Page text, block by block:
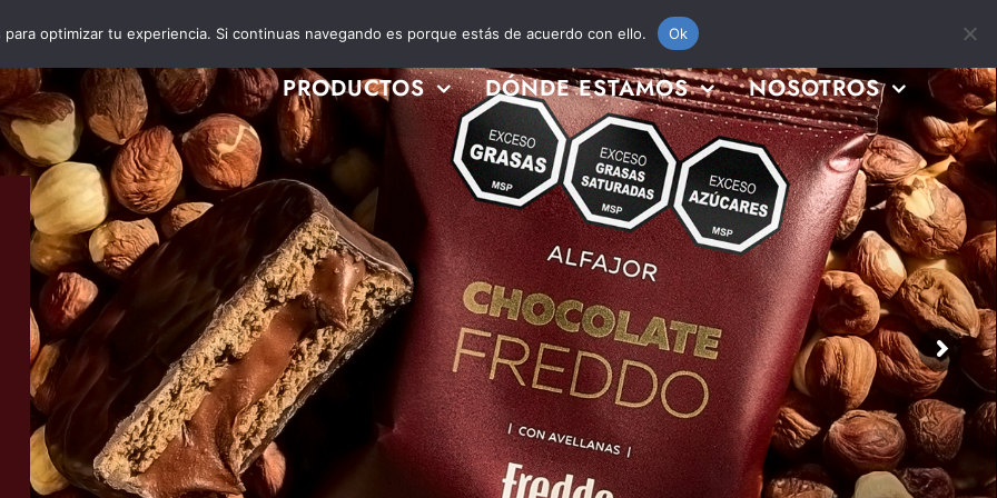
PRODUCTOS DÓNDE ESTAMOS NOSOTROS
optimizar tu experiencia. Si continuas navegando es porque estás de acuerdo con ello. Ok